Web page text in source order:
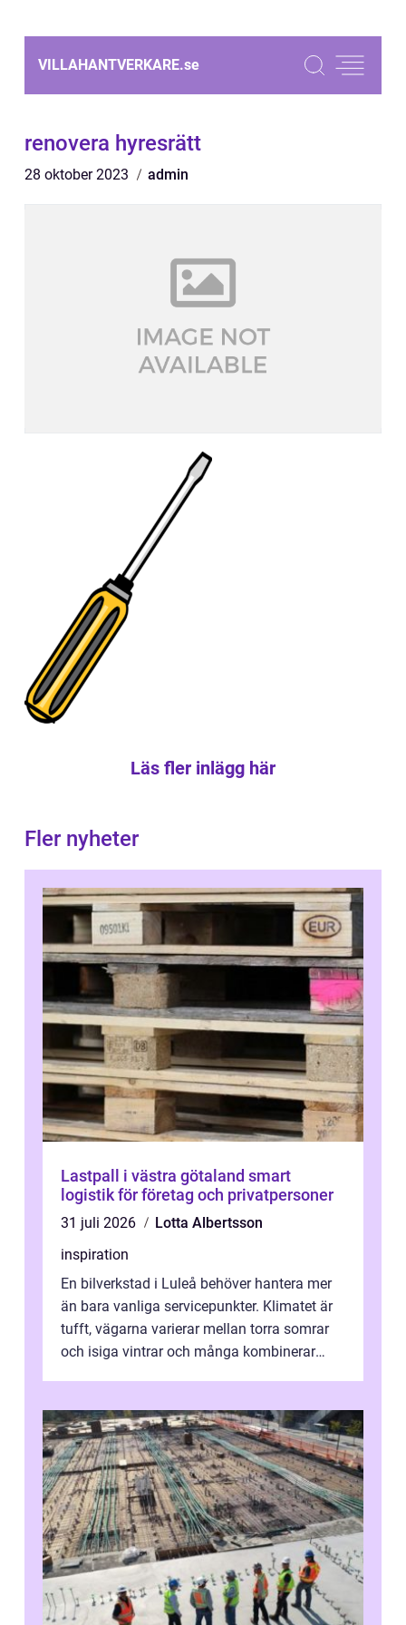
VILLAHANTVERKARE.se
renovera hyresrätt
28 oktober 2023 admin
Läs fler inlägg här
Fler nyheter
Lastpall i västra götaland smart
logistik för företag och privatpersoner
31 juli 2026
Lotta Albertsson
inspiration
En bilverkstad i Luleå behöver hantera mer
än bara vanliga servicepunkter. Klimatet är
tufft, vägarna varierar mellan torra somrar
och isiga vintrar och många kombinerar